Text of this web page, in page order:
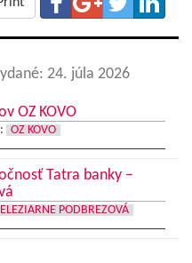
24. júla 2026
OZ KOVO
OZ KOVO
Tatra banky –
PODBREZOVÁ